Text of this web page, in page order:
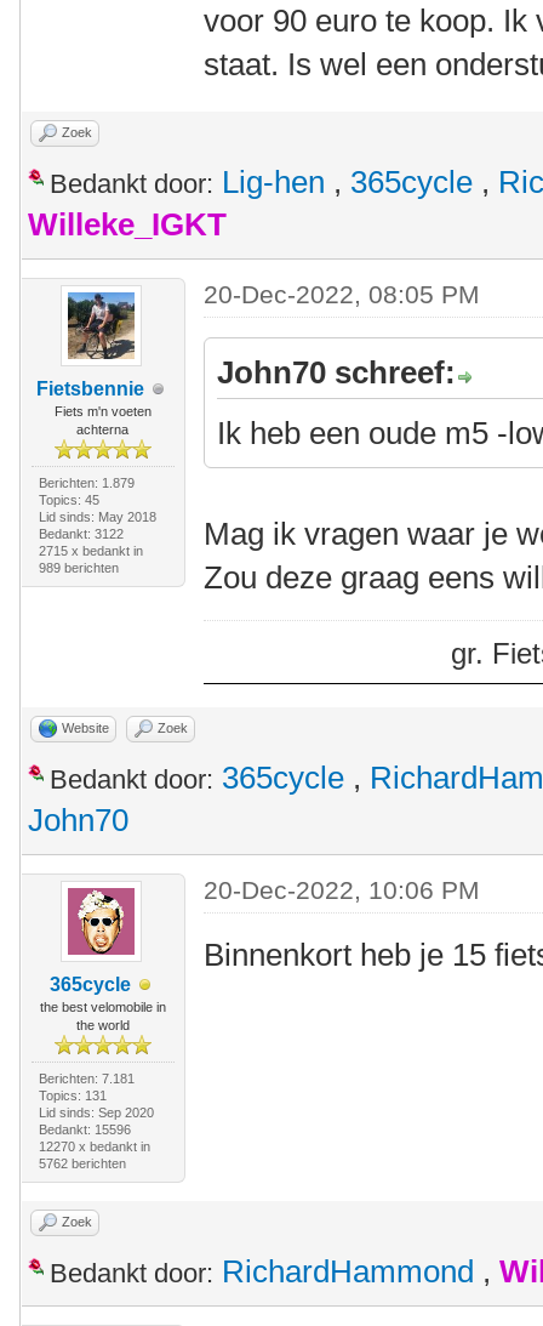
voor 90 euro te koop. Ik
staat. Is wel een
Zoek
Bedankt door: Lig-hen , 365cycle ,
Willeke_IGKT
Fietsbennie
Fiets m'n voeten
achterna
Berichten: 1.879
Topics: 45
Lid sinds: May 2018
Bedankt: 3122
2715 x bedankt in
989 berichten
20-Dec-2022, 08:05 PM
John70 schreef:
Ik heb een oude m5 -
Mag ik vragen waar je
Zou deze graag eens
gr.
Website Zoek
Bedankt door: 365cycle ,
John70
365cycle
the best velomobile in
the world
Berichten: 7.181
Topics: 131
Lid sinds: Sep 2020
Bedankt: 15596
12270 x bedankt in
5762 berichten
20-Dec-2022, 10:06 PM
Binnenkort heb je 15
Zoek
Bedankt door: RichardHammond ,